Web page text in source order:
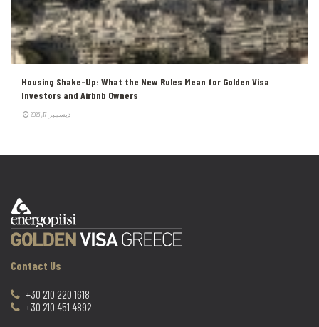
Housing Shake-Up: What the New Rules Mean for Golden Visa
Investors and Airbnb Owners
ديسمبر 17, 2025
Contact Us
+30 210 220 1618
+30 210 451 4892